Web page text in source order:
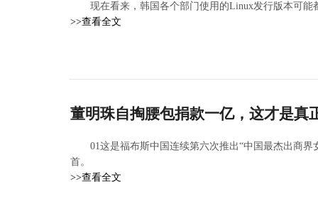
现在看来，韩国各个部门使用的Linux发行版本可能
>>查看全文
董明珠自掏腰包捐款一亿，这才是真
01这是福布斯中国连续第六次推出“中国最杰出商
首。
>>查看全文